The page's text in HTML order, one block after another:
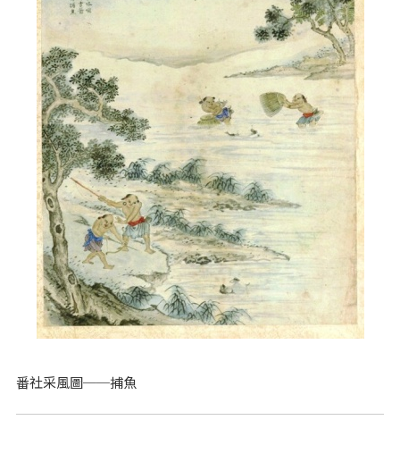
番社采風圖──捕魚